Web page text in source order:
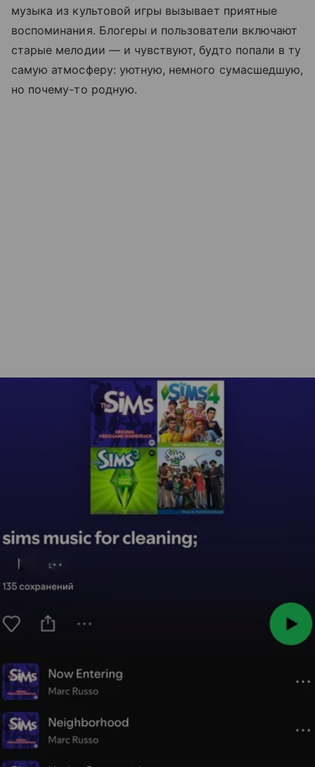
музыка из культовой игры вызывает приятные
воспоминания. Блогеры и пользователи включают
старые мелодии — и чувствуют, будто попали в ту
самую атмосферу: уютную, немного сумасшедшую,
но почему-то родную.